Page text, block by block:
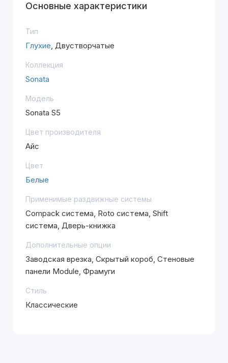
Основные характеристики
Тип
Глухие, Двустворчатые
Коллекция
Sonata
Модель
Sonata S5
Цвет производителя
Айс
Цвет
Белые
Применимые раздвижные системы
Compack система, Roto система, Shift
система, Дверь-книжка
Дополнительные опции
Заводская врезка, Скрытый короб, Стеновые
панели Module, Фрамуги
Стиль
Классические